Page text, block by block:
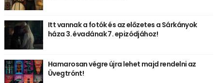
Itt vannak a fotók és az előzetes a Sárkányok
háza 3. évadának 7. epizódjához!
Hamarosan végre újra lehet majd rendelni az
Üvegtrónt!